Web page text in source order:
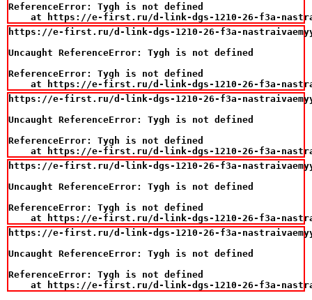
ReferenceError: Tygh is not defined
at https://e-first.ru/d-link-dgs-1210-26-f3a-
https://e-first.ru/d-link-dgs-1210-26-f3a-nastraivaemyy-
Uncaught ReferenceError: Tygh is not defined
ReferenceError: Tygh is not defined
at https://e-first.ru/d-link-dgs-1210-26-f3a-
https://e-first.ru/d-link-dgs-1210-26-f3a-nastraivaemyy-
Uncaught ReferenceError: Tygh is not defined
ReferenceError: Tygh is not defined
at https://e-first.ru/d-link-dgs-1210-26-f3a-
https://e-first.ru/d-link-dgs-1210-26-f3a-nastraivaemyy-
Uncaught ReferenceError: Tygh is not defined
ReferenceError: Tygh is not defined
at https://e-first.ru/d-link-dgs-1210-26-f3a-
https://e-first.ru/d-link-dgs-1210-26-f3a-nastraivaemyy-
Uncaught ReferenceError: Tygh is not defined
ReferenceError: Tygh is not defined
at https://e-first.ru/d-link-dgs-1210-26-f3a-